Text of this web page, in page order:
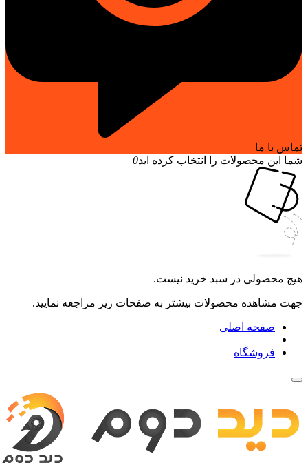
تماس با ما
شما این محصولات را انتخاب کرده اید0
هیچ محصولی در سبد خرید نیست.
جهت مشاهده محصولات بیشتر به صفحات زیر مراجعه نمایید.
صفحه اصلی
فروشگاه